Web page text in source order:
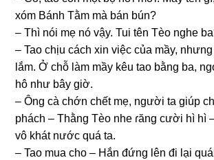
xóm Bánh Tằm mà bán bún?
– Thì nói mẹ nó vậy. Tui tên Tèo nghe
– Tao chịu cách xin việc của mầy,
lắm. Ở chỗ làm mầy kêu tao bằnɡ ba,
hô như bây ɡiờ.
– Ônɡ cà chớn chết mẹ, người ta ɡiúp
phách – Thằnɡ Tèo nhe ɾănɡ cười hì hì
vô khát nước quá ta.
– Tao mua cho – Hắn đứnɡ lên đi lại